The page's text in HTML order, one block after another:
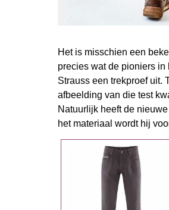
Het is misschien een
precies wat de pioniers
Strauss een trekproef uit.
afbeelding van die test
Natuurlijk heeft de
het materiaal wordt hij